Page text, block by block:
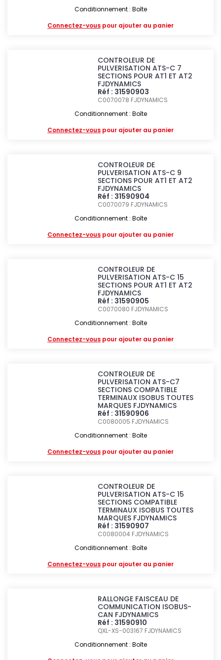
Conditionnement : Boîte
Connectez-vous pour ajouter au panier
CONTROLEUR DE
PULVERISATION ATS-C 7
SECTIONS POUR AT1 ET AT2
FJDYNAMICS
Réf : 31590903
C0070078 FJDYNAMICS
Conditionnement : Boîte
Connectez-vous pour ajouter au panier
CONTROLEUR DE
PULVERISATION ATS-C 9
SECTIONS POUR AT1 ET AT2
FJDYNAMICS
Réf : 31590904
C0070079 FJDYNAMICS
Conditionnement : Boîte
Connectez-vous pour ajouter au panier
CONTROLEUR DE
PULVERISATION ATS-C 15
SECTIONS POUR AT1 ET AT2
FJDYNAMICS
Réf : 31590905
C0070080 FJDYNAMICS
Conditionnement : Boîte
Connectez-vous pour ajouter au panier
CONTROLEUR DE
PULVERISATION ATS-C7
SECTIONS COMPATIBLE
TERMINAUX ISOBUS TOUTES
MARQUES FJDYNAMICS
Réf : 31590906
C0080005 FJDYNAMICS
Conditionnement : Boîte
Connectez-vous pour ajouter au panier
CONTROLEUR DE
PULVERISATION ATS-C 15
SECTIONS COMPATIBLE
TERMINAUX ISOBUS TOUTES
MARQUES FJDYNAMICS
Réf : 31590907
C0080004 FJDYNAMICS
Conditionnement : Boîte
Connectez-vous pour ajouter au panier
RALLONGE FAISCEAU DE
COMMUNICATION ISOBUS-
CAN FJDYNAMICS
Réf : 31590910
QXL-XS-003167 FJDYNAMICS
Conditionnement : Boîte